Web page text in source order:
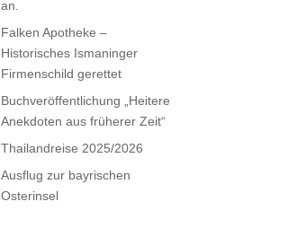
an.
Falken Apotheke –
Historisches Ismaninger
Firmenschild gerettet
Buchveröffentlichung „Heitere
Anekdoten aus früherer Zeit“
Thailandreise 2025/2026
Ausflug zur bayrischen
Osterinsel